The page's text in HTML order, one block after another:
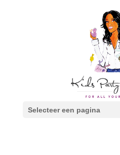
Selecteer een pagina